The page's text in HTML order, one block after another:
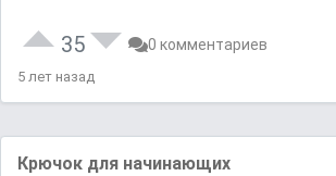
35 0 комментариев
5 лет назад
Крючок для начинающих